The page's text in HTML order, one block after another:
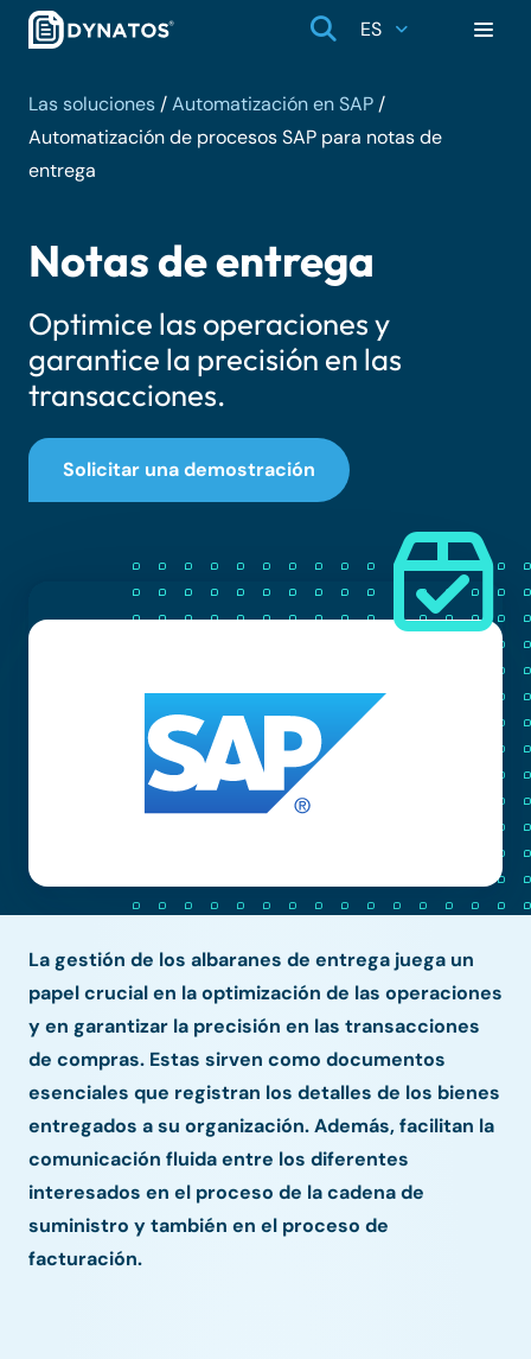
ES
Las soluciones /Automatización en SAP /
Automatización de procesos SAP para notas de
entrega
Notas de entrega
Optimice las operaciones y
garantice la precisión en las
transacciones.
Solicitar una demostración
La gestión de los albaranes de entrega juega un
papel crucial en la optimización de las operaciones
y en garantizar la precisión en las transacciones
de compras. Estas sirven como documentos
esenciales que registran los detalles de los bienes
entregados a su organización. Además, facilitan la
comunicación fluida entre los diferentes
interesados en el proceso de la cadena de
suministro y también en el proceso de
facturación.